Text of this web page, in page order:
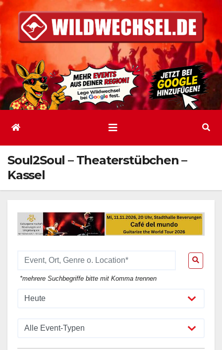
Inhalt
springen
Soul2Soul – Theaterstübchen –
Kassel
*mehrere Suchbegriffe bitte mit Komma trennen